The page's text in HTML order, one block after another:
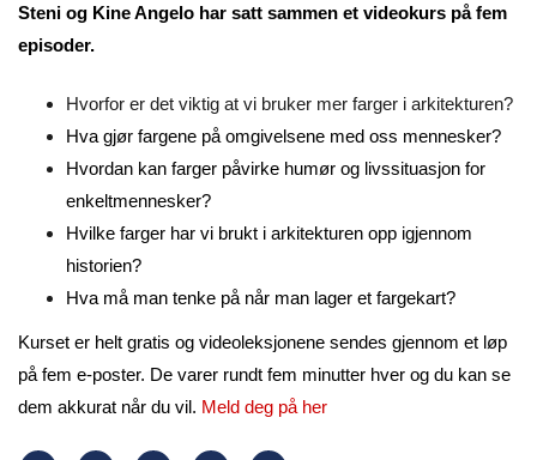
Steni og Kine Angelo har satt sammen et videokurs på fem
episoder.
Hvorfor er det viktig at vi bruker mer farger i arkitekturen?
Hva gjør fargene på omgivelsene med oss mennesker?
Hvordan kan farger påvirke humør og livssituasjon for
enkeltmennesker?
Hvilke farger har vi brukt i arkitekturen opp igjennom
historien?
Hva må man tenke på når man lager et fargekart?
Kurset er helt gratis og videoleksjonene sendes gjennom et løp
på fem e-poster. De varer rundt fem minutter hver og du kan se
dem akkurat når du vil. Meld deg på her